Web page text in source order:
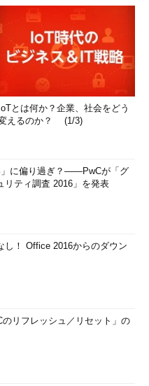
変更できないという場合も
端な1バイト文字を受け付
マルチバイトを扱う関数を通
もある。
"sjis","sjis");
'SJIS', 'SJIS')
合には特に注意が必要であ
うな現象が発生する余地を残
全体に有効な自動エスケープ
切にエスケープ処理するこ
ジェクション以外に、クロ
撃にも利用できるので対策の
いただきたい。
トの落とし穴
マ
fsecurity/rensai/
IoTとは何か？企業、社会をどう
えるのか？ (1/3)
」に偏り過ぎ？――PwCが「グ
リティ調査 2016」を発表
し！ Office 2016からのダウン
リフレッシュ／リセット」の